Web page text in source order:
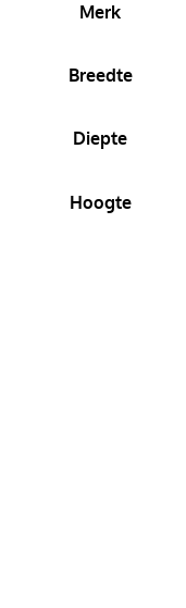
Merk
Breedte
Diepte
Hoogte